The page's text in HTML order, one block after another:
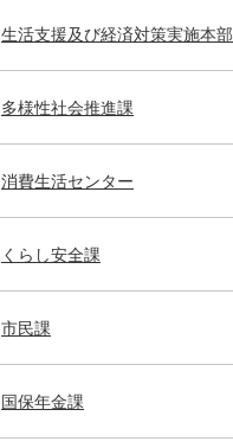
生活支援及び経済対策実施本部
多様性社会推進課
消費生活センター
くらし安全課
市民課
国保年金課